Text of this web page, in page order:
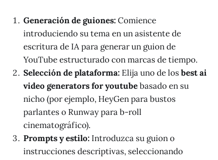
Generación de guiones:Comience
introduciendo su tema en un asistente de
escritura de IA para generar un guion de
YouTube estructurado con marcas de tiempo.
Selección de plataforma: Elija uno de losbest ai
video generators for youtubebasado en su
nicho (por ejemplo, HeyGen para bustos
parlantes o Runway para b-roll
cinematográfico).
Prompts y estilo: Introduzca su guion o
instrucciones descriptivas, seleccionando